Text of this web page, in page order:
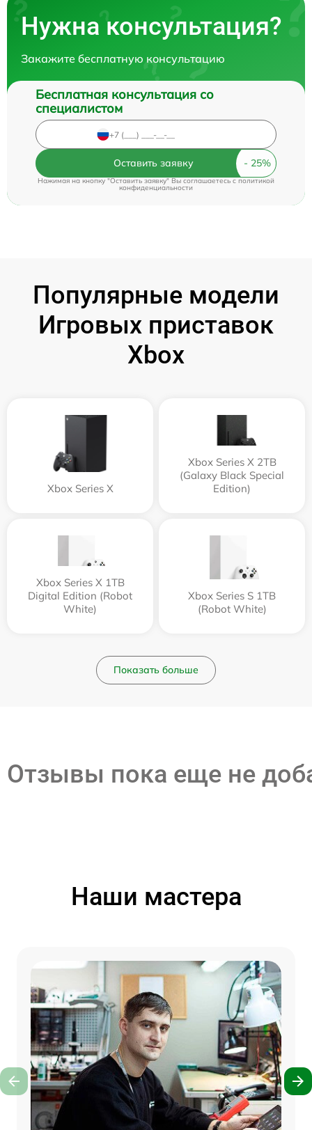
Нужна консультация?
Закажите бесплатную консультацию
Бесплатная консультация со
специалистом
Оставить заявку
Нажимая на кнопку "Оставить заявку" Вы соглашаетесь c политикой
конфиденциальности
Популярные модели
Игровых приставок
Xbox
Xbox Series X
Xbox Series X 2TB
(Galaxy Black Special
Edition)
Xbox Series X 1TB
Digital Edition (Robot
White)
Xbox Series S 1TB
(Robot White)
Показать больше
Отзывы пока еще не
Наши мастера